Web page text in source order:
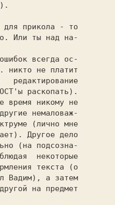
Или ты над на-
не платит
редактирование
раскопать).
время никому не
немаловаж-
(лично мне
Другое дело
(на подсозна-
некоторые
текста (о
Вадим), а затем
на предмет